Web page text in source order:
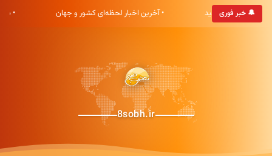
🔔 خبر فوری
هشت صبح خوش آمدید • آخرین اخبار لحظه‌ای کشور و جهان
8sobh.ir